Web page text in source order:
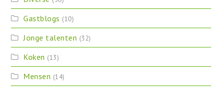
Gastblogs (10)
Jonge talenten (32)
Koken (13)
Mensen (14)